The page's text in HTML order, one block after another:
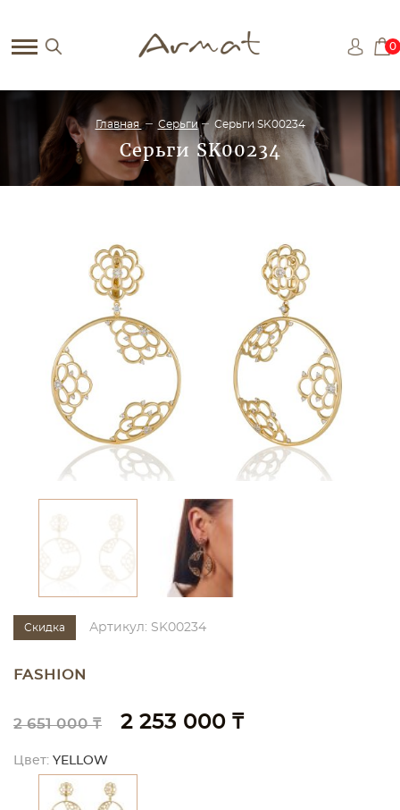
0
Главная Серьги Серьги SK00234
Серьги SK00234
Скидка Артикул: SK00234
FASHION
2 651 000 ₸ 2 253 000 ₸
Цвет: YELLOW